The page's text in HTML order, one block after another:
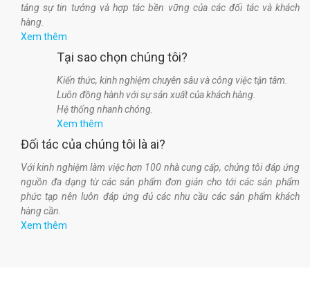
tảng sự tin tưởng và hợp tác bền vững của các đối tác và khách
hàng.
Xem thêm
Tại sao chọn chúng tôi?
Kiến thức, kinh nghiệm chuyên sâu và công việc tận tâm.
Luôn đồng hành với sự sản xuất của khách hàng.
Hệ thống nhanh chóng.
Xem thêm
Đối tác của chúng tôi là ai?
Với kinh nghiệm làm việc hơn 100 nhà cung cấp, chúng tôi đáp ứng
nguồn đa dạng từ các sản phẩm đơn giản cho tới các sản phẩm
phức tạp nên luôn đáp ứng đủ các nhu cầu các sản phẩm khách
hàng cần.
Xem thêm